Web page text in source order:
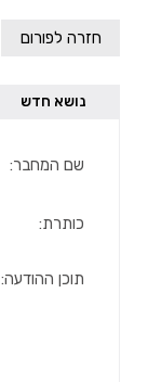
חזרה לפורום
נושא חדש
שם המחבר:
כותרת:
תוכן ההודעה: